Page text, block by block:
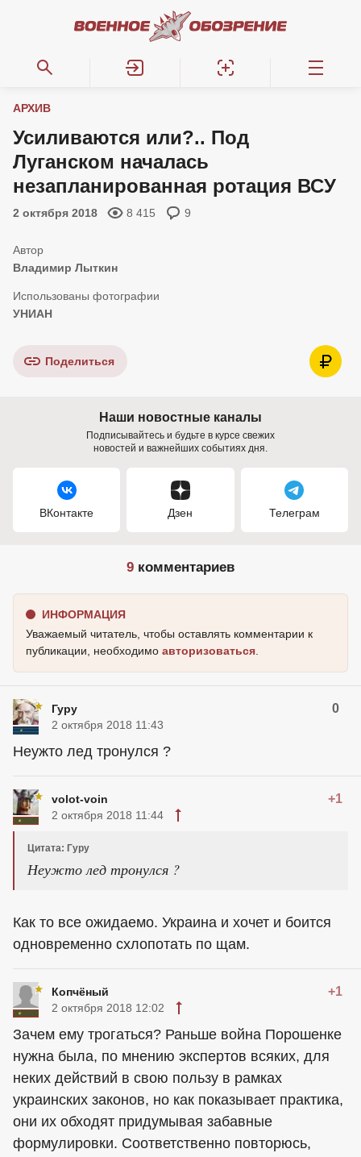
АРХИВ
Усиливаются или?.. Под
Луганском началась
незапланированная ротация ВСУ
2 октября 2018 8 415 9
Владимир Лыткин
УНИАН
Поделиться
Наши новостные каналы
Подписывайтесь и будьте в курсе свежих
новостей и важнейших событиях дня.
ВКонтакте Дзен Телеграм
9 комментариев
ИНФОРМАЦИЯ
Уважаемый читатель, чтобы оставлять комментарии к
публикации, необходимо авторизоваться
Гуру 0
2 октября 2018 11:43
Неужто лед тронулся ?
volot-voin +1
2 октября 2018 11:44
Цитата: Гуру
Неужто лед тронулся ?
Как то все ожидаемо. Украина и хочет и боится
одновременно схлопотать по щам.
Копчёный +1
2 октября 2018 12:02
Зачем ему трогаться? Раньше война Порошенке
нужна была, по мнению экспертов всяких, для
неких действий в свою пользу в рамках
украинских законов, но как показывает практика,
они их обходят придумывая забавные
формулировки. Соответственно повторюсь,